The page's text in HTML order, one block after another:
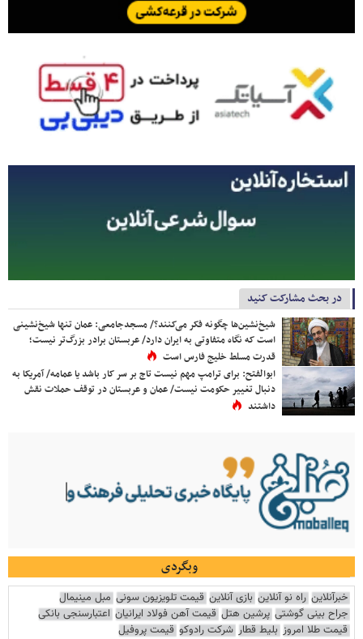
در بحث مشارکت کنید
شیخ‌نشین‌ها چگونه فکر می‌کنند؟/ مسجدجامعی: عمان تنها شیخ‌نشینی
است که نگاه متفاوتی به ایران دارد/ عربستان برادر بزرگ‌تر نیست؛
قدرت مسلط خلیج فارس است
ابوالفتح: برای ترامپ مهم نیست تاج بر سر کار باشد یا عمامه/ آمریکا به
دنبال تغییر حکومت نیست/ عمان و عربستان در توقف حملات نقش
داشتند
وبگردی
خبرآنلاین راه نو آنلاین بازی آنلاین قیمت تلویزیون سونی مبل مینیمال
جراح بینی گوشتی پرشین هتل قیمت آهن فولاد ایرانیان اعتبارسنجی بانکی
قیمت طلا امروز بلیط قطار شرکت رادوکو قیمت پروفیل